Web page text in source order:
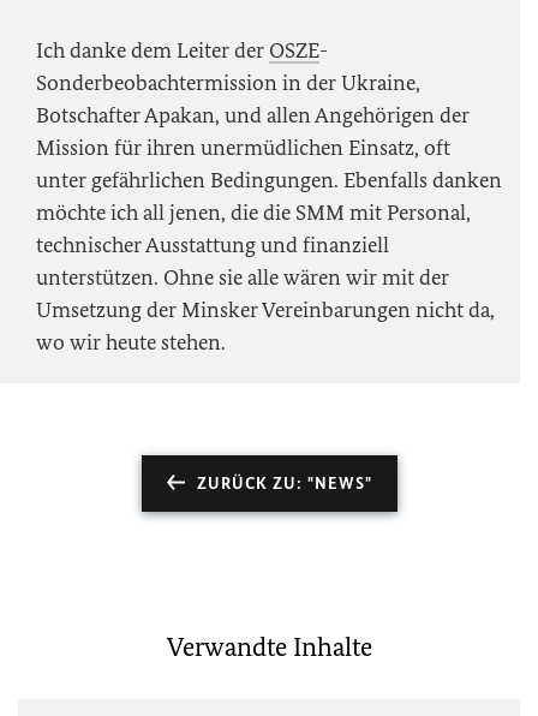
Ich danke dem Leiter der OSZE-
Sonderbeobachtermission in der Ukraine,
Botschafter Apakan, und allen Angehörigen der
Mission für ihren unermüdlichen Einsatz, oft
unter gefährlichen Bedingungen. Ebenfalls danken
möchte ich all jenen, die die SMM mit Personal,
technischer Ausstattung und finanziell
unterstützen. Ohne sie alle wären wir mit der
Umsetzung der Minsker Vereinbarungen nicht da,
wo wir heute stehen.
ZURÜCK ZU: "NEWS"
Verwandte Inhalte